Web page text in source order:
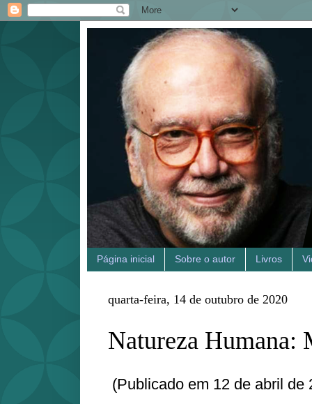
Página inicial Sobre o autor Livros
quarta-feira, 14 de outubro de 2020
Natureza Humana:
(Publicado em 12 de abril de